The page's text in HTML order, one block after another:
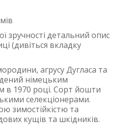
зручності детальний опис
(дивіться вкладку
агрусу Дугласа та
німецьким
в 1970 році. Сорт йошти
селекціонерами.
зимостійкістю та
кущів та шкідників.